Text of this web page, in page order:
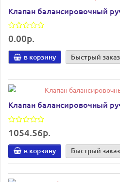
Клапан балансировочный
0.00р.
в корзину Быстрый заказ
Клапан балансировочный
1054.56р.
в корзину Быстрый заказ